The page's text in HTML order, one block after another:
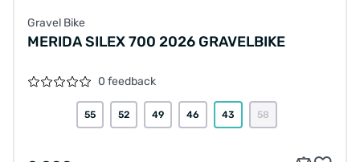
Gravel Bike
MERIDA SILEX 700 2026 GRAVELBIKE
0 feedback
55 52 49 46 43 58